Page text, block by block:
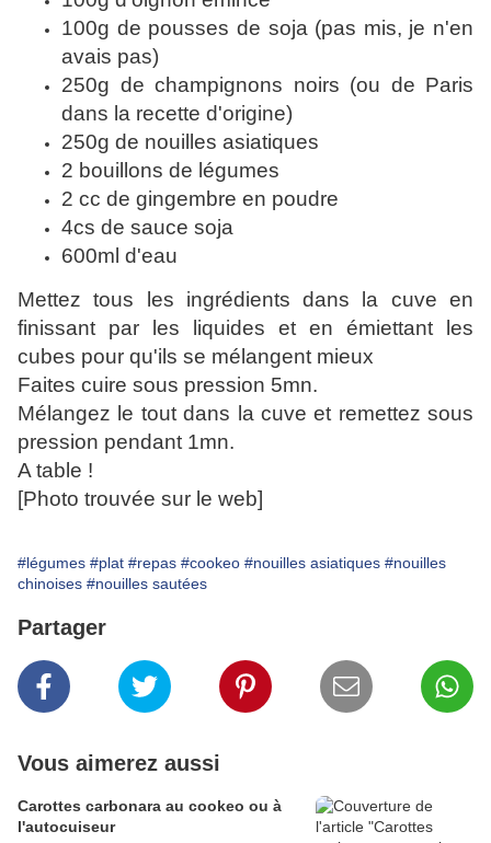
100g de pousses de soja (pas mis, je n'en
avais pas)
250g de champignons noirs (ou de Paris
dans la recette d'origine)
250g de nouilles asiatiques
2 bouillons de légumes
2 cc de gingembre en poudre
4cs de sauce soja
600ml d'eau
Mettez tous les ingrédients dans la cuve en
finissant par les liquides et en émiettant les
cubes pour qu'ils se mélangent mieux
Faites cuire sous pression 5mn.
Mélangez le tout dans la cuve et remettez sous
pression pendant 1mn.
A table !
[Photo trouvée sur le web]
#légumes #plat #repas #cookeo #nouilles asiatiques #nouilles
chinoises #nouilles sautées
Partager
Vous aimerez aussi
Carottes carbonara au cookeo ou à
l'autocuiseur